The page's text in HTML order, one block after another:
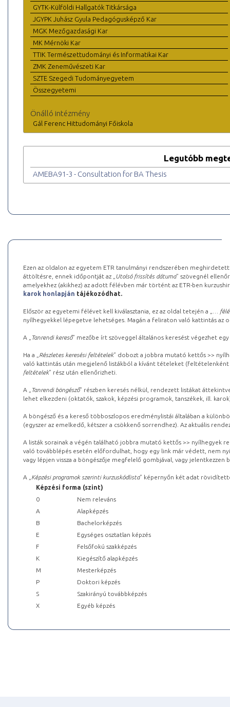
GYTK-Külföldi Hallgatók Titkársága
JGYPK Juhász Gyula Pedagógusképző Kar
MGK Mezőgazdasági Kar
MK Mérnöki Kar
TTIK Természettudományi és Informatikai Kar
ZMK Zeneművészeti Kar
SZTE Szegedi Tudományegyetem
Összegyetemi
Önálló intézmény
Gál Ferenc Hittudományi Főiskola
Legutóbb
AMEBA91-3 - Consultation for BA Thesis
Ezen az oldalon az egyetem ETR tanulmányi rendszerében
áttöltésre, ennek időpontját az „ Utolsó frissítés dátuma” szövegnél
amelyekhez (akikhez) az adott félévben már történt az ETR-ben
karok honlapján tájékozódhat.
Először az egyetemi félévet kell kiválasztania, ez az oldal tetején a „
…
nyílhegyekkel lépegetve lehetséges. Magán a feliraton való kattintás az
A „ Tanrendi kereső” mezőbe írt szöveggel általános keresést végezhet
Ha a „ Részletes keresési feltételek” dobozt a jobbra mutató kettős >>
való kattintás után megjelenő listákból a kívánt tételeket (feltételenként
feltételek” rész után ellenőrizheti.
A „ Tanrendi böngésző” részben keresés nélkül, rendezett listákat
lehet elkezdeni (oktatók, szakok, képzési programok, tanszékek, ill.
A böngésző és a kereső többoszlopos eredménylistái általában a
(egyszer az emelkedő, kétszer a csökkenő sorrendhez). Az aktuális
A listák sorainak a végén található jobbra mutató kettős >> nyílhegyek
való továbblépés esetén előfordulhat, hogy egy link már védett, nem
vagy lépjen vissza a böngészője megfelelő gombjával, vagy
A „ Képzési programok szerinti kurzuskódlista” képernyőn két adat
Képzési forma (szint)
0
Nem releváns
A
Alapképzés
B
Bachelorképzés
E
Egységes osztatlan képzés
F
Felsőfokú szakképzés
K
Kiegészítő alapképzés
M
Mesterképzés
P
Doktori képzés
S
Szakirányú továbbképzés
X
Egyéb képzés